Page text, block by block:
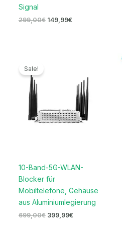
Signal
299,00€ 149,99€
Sale!
10-Band-5G-WLAN-
Blocker für
Mobiltelefone, Gehäuse
aus Aluminiumlegierung
699,00€ 399,99€
399,99€.